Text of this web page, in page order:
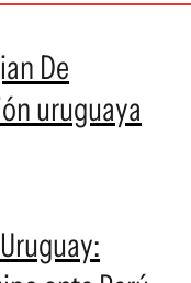
De
uruguaya